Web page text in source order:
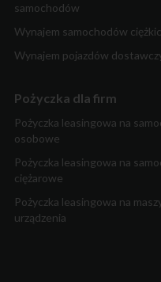
samochodów
Wynajem samochodów
Wynajem pojazdów
Pożyczka dla firm
Pożyczka leasingowa na
osobowe
Pożyczka leasingowa na
ciężarowe
Pożyczka leasingowa na
urządzenia